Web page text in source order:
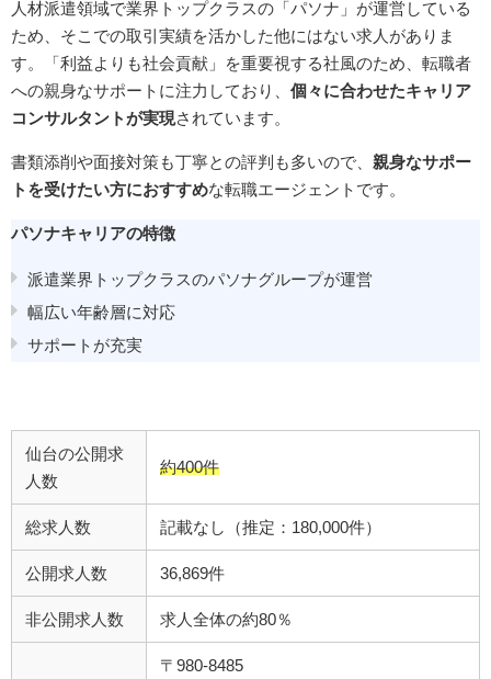
人材派遣領域で業界トップクラスの「パソナ」が運営している
ため、そこでの取引実績を活かした他にはない求人がありま
す。「利益よりも社会貢献」を重要視する社風のため、転職者
への親身なサポートに注力しており、 個々に合わせたキャリア
コンサルタントが実現 されています。
書類添削や面接対策も丁寧との評判も多いので、 親身なサポー
トを受けたい方におすすめな転職エージェントです。
パソナキャリアの特徴
派遣業界トップクラスのパソナグループが運営
幅広い年齢層に対応
サポートが充実
仙台の公開求
人数
約400件
総求人数 記載なし（推定：180,000件）
公開求人数 36,869件
非公開求人数 求人全体の約80％
〒980-8485